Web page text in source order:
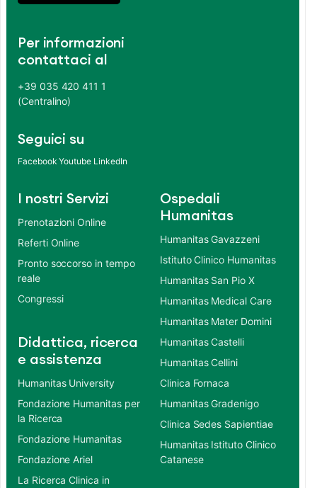
Per informazioni
contattaci al
+39 035 420 411 1
(Centralino)
Seguici su
Facebook Youtube LinkedIn
I nostri Servizi
Prenotazioni Online
Referti Online
Pronto soccorso in tempo
reale
Congressi
Didattica, ricerca
e assistenza
Humanitas University
Fondazione Humanitas per
la Ricerca
Fondazione Humanitas
Fondazione Ariel
La Ricerca Clinica in
Ospedali
Humanitas
Humanitas Gavazzeni
Istituto Clinico Humanitas
Humanitas San Pio X
Humanitas Medical Care
Humanitas Mater Domini
Humanitas Castelli
Humanitas Cellini
Clinica Fornaca
Humanitas Gradenigo
Clinica Sedes Sapientiae
Humanitas Istituto Clinico
Catanese